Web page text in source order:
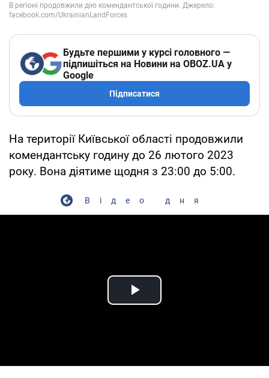
Будьте першими у курсі головного —
підпишіться на Новини на OBOZ.UA у
Google
Підписатися
На території Київської області продовжили
комендантську годину до 26 лютого 2023
року. Вона діятиме щодня з 23:00 до 5:00.
Відео дня
Play Video